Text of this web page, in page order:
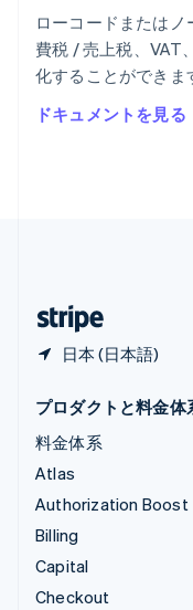
ローコードまたは
費税 / 売上税、VAT
化することができま
ドキュメントを見る
日本 (日本語)
リトアニア
English
リヒテンシュタ
DeutschEnglish
English
プロダクトと料金体
料金体系
Atlas
Authorization Boost
Billing
Capital
Checkout